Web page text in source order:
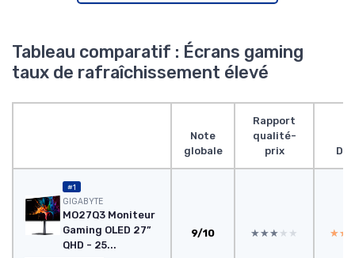
Tableau comparatif : Écrans gaming
taux de rafraîchissement élevé
Note
globale
Rapport
qualité-
prix
#1
GIGABYTE
MO27Q3 Moniteur
Gaming OLED 27”
QHD - 25...
9/10 ★★★★★
★★★★★